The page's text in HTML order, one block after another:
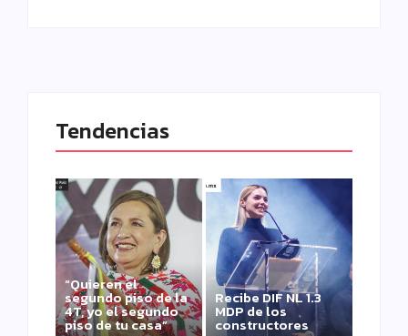
Tendencias
“Quieren el
segundo piso de la
4T, yo el segundo
piso de tu casa”
Recibe DIF NL 1.3
MDP de los
constructores